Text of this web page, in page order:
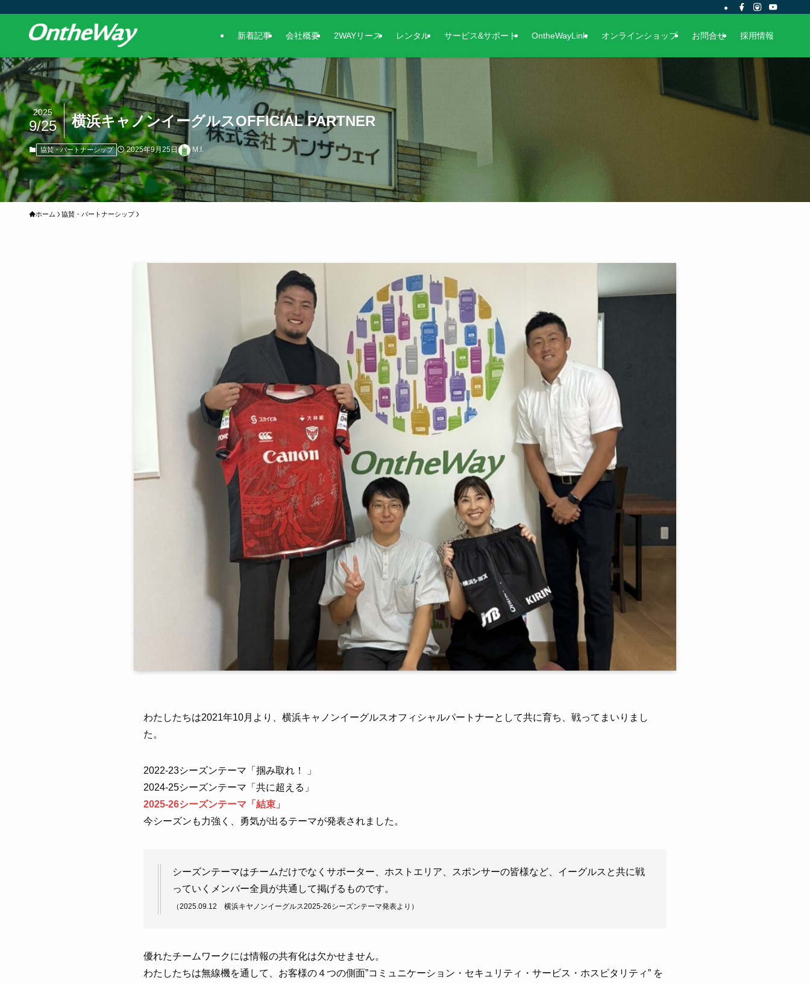
新着記事 会社概要 2WAYリース レンタル サービス&サポート OntheWayLink オンラインショップ お問合せ 採用情報
横浜キャノンイーグルスOFFICIAL PARTNER
2025
9/25
協賛・パートナーシップ 2025年9月25日 M.I.
ホーム 協賛・パートナーシップ
わたしたちは2021年10月より、横浜キャノンイーグルスオフィシャルパートナーとして共に育ち、戦ってまいりまし
た。
2022-23シーズンテーマ「掴み取れ！ 」
2024-25シーズンテーマ「共に超える」
2025-26シーズンテーマ「結束」
今シーズンも力強く、勇気が出るテーマが発表されました。
シーズンテーマはチームだけでなくサポーター、ホストエリア、スポンサーの皆様など、イーグルスと共に戦
っていくメンバー全員が共通して掲げるものです。
（2025.09.12 横浜キヤノンイーグルス2025-26シーズンテーマ発表より）
優れたチームワークには情報の共有化は欠かせません。
わたしたちは無線機を通して、お客様の４つの側面”コミュニケーション・セキュリティ・サービス・ホスピタリティ” を